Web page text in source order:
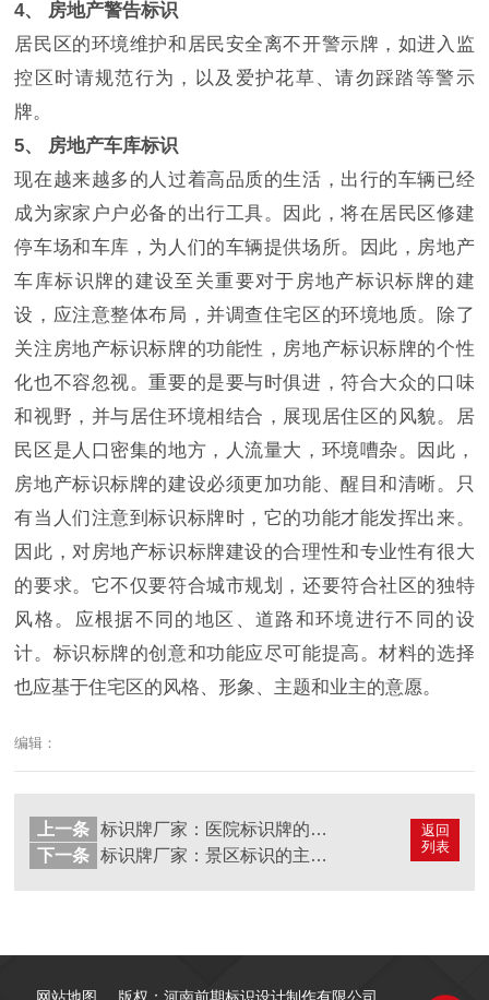
4、 房地产警告标识
居民区的环境维护和居民安全离不开警示牌，如进入监
控区时请规范行为，以及爱护花草、请勿踩踏等警示
牌。
5、 房地产车库标识
现在越来越多的人过着高品质的生活，出行的车辆已经
成为家家户户必备的出行工具。因此，将在居民区修建
停车场和车库，为人们的车辆提供场所。因此，房地产
车库标识牌的建设至关重要对于房地产标识标牌的建
设，应注意整体布局，并调查住宅区的环境地质。除了
关注房地产标识标牌的功能性，房地产标识标牌的个性
化也不容忽视。重要的是要与时俱进，符合大众的口味
和视野，并与居住环境相结合，展现居住区的风貌。居
民区是人口密集的地方，人流量大，环境嘈杂。因此，
房地产标识标牌的建设必须更加功能、醒目和清晰。只
有当人们注意到标识标牌时，它的功能才能发挥出来。
因此，对房地产标识标牌建设的合理性和专业性有很大
的要求。它不仅要符合城市规划，还要符合社区的独特
风格。应根据不同的地区、道路和环境进行不同的设
计。标识标牌的创意和功能应尽可能提高。材料的选择
也应基于住宅区的风格、形象、主题和业主的意愿。
编辑：
返回
列表
上一条
标识牌厂家：医院标识牌的导视系统（一）
下一条
标识牌厂家：景区标识的主要功能是什么